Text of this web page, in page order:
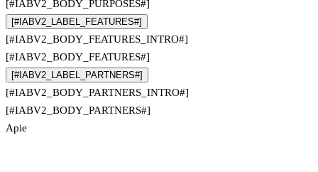
[#IABV2_BODY_PURPOSES#]
[#IABV2_LABEL_FEATURES#]
[#IABV2_BODY_FEATURES_INTRO#]
[#IABV2_BODY_FEATURES#]
[#IABV2_LABEL_PARTNERS#]
[#IABV2_BODY_PARTNERS_INTRO#]
[#IABV2_BODY_PARTNERS#]
Apie